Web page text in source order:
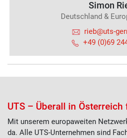
Simon
Deutschland &
rieb@uts-
+49 (0)69
UTS – Überall in
Mit unserem europaweiten
da. Alle UTS-Unternehmen sind